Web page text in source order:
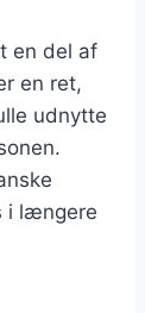
en del af
en ret,
udnytte
i længere